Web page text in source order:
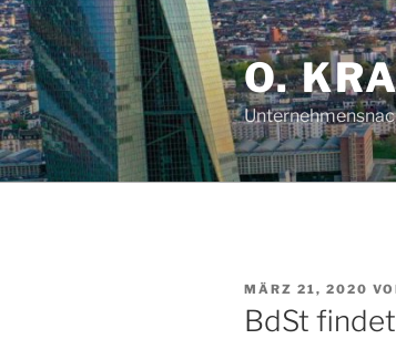
Zum
Inhalt
springen
O.
VERÖFFENTLICHT
AM
MÄRZ 21, 2020
BdSt